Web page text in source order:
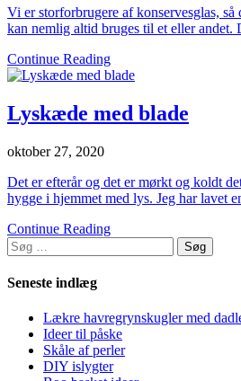
Vi er storforbrugere af konservesglas,
kan nemlig altid bruges til et eller
Continue Reading
Lyskæde med blade
oktober 27, 2020
Det er efterår og det er mørkt og koldt
hygge i hjemmet med lys. Jeg har lavet
Continue Reading
Søg
efter:
Seneste indlæg
Lækre havregrynskugler med
Ideer til påske
Skåle af perler
DIY islygter